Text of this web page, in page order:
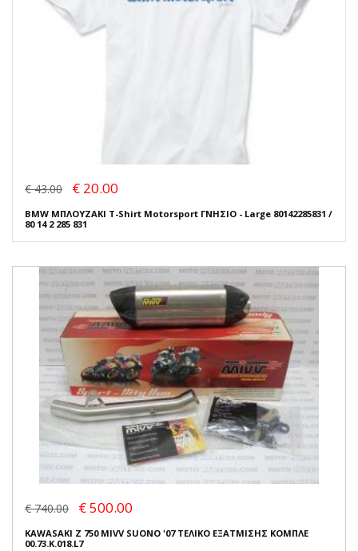
€ 43.00 € 20.00
BMW ΜΠΛΟΥΖΑΚΙ T-Shirt Motorsport ΓΝΗΣΙΟ - Large 80142285831 /
80 14 2 285 831
€ 740.00 € 500.00
KAWASAKI Z 750 MIVV SUONO '07 ΤΕΛΙΚΟ ΕΞΑΤΜΙΣΗΣ ΚΟΜΠΛΕ
00.73.K.018.L7